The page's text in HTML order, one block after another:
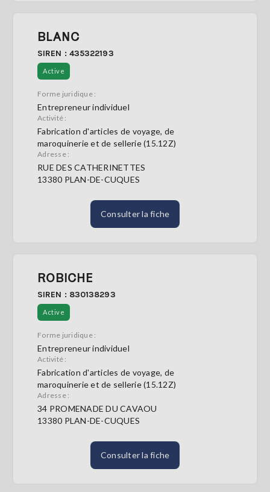
BLANC
SIREN : 435322193
Active
Forme juridique :
Entrepreneur individuel
Activité :
Fabrication d'articles de voyage, de
maroquinerie et de sellerie (15.12Z)
Adresse :
RUE DES CATHERINETTES
13380 PLAN-DE-CUQUES
Consulter la fiche
ROBICHE
SIREN : 830138293
Active
Forme juridique :
Entrepreneur individuel
Activité :
Fabrication d'articles de voyage, de
maroquinerie et de sellerie (15.12Z)
Adresse :
34 PROMENADE DU CAVAOU
13380 PLAN-DE-CUQUES
Consulter la fiche